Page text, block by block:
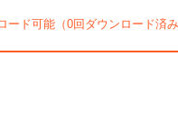
ード可能（0回ダウンロード済み